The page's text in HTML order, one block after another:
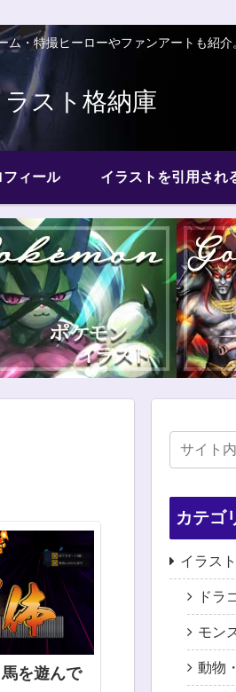
・特撮ヒーローやファンアートも紹介
スト格納庫
フィール イラストを引用され
を遊んで
カテゴ
イラス
ドラ
モン
動物